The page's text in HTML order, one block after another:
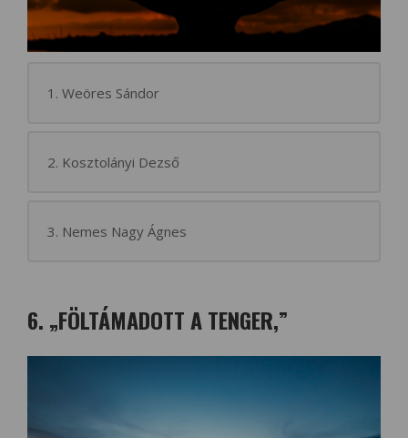
1. Weöres Sándor
2. Kosztolányi Dezső
3. Nemes Nagy Ágnes
6. „FÖLTÁMADOTT A TENGER,”